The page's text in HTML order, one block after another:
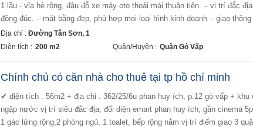
1 lầu - vỉa hè rộng, đậu đỗ xe máy oto thoải mái thuận tiện. – vị trí đắc
đông đúc. – mặt bằng đẹp, phù hợp mọi loại hình kinh doanh – giao
Địa chỉ : Đường Tân Sơn, 1
Diện tích : 200 m2 Quận/Huyện : Quận Gò Vấp
Chính chủ có căn nhà cho thuê tại tp hồ chí minh
✔ diện tích : 56m2 + địa chỉ : 362/25/6u phan huy ích, p.12 gò vấp + khu dân cư văn minh yên tĩnh, không
ngập nước vị trí siêu đắc địa, đối diện emart phan huy ích, gần cinema
1 gác lửng rộng,2 phòng ngủ, 1 toalet, bếp rộng nằm vị trí điểm giao 3